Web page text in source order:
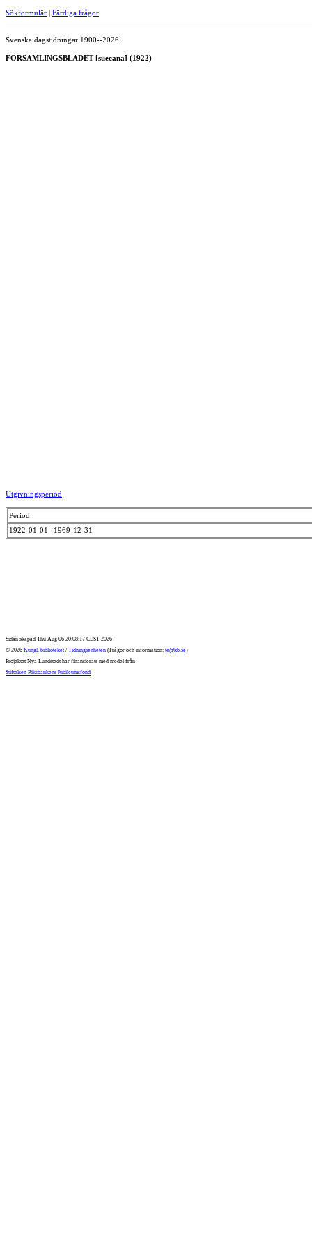
Sökformulär | Färdiga frågor
Svenska dagstidningar 1900--2026
FÖRSAMLINGSBLADET [suecana] (1922)
Utgivningsperiod
Period
1922-01-01--1969-12-31
Sidan skapad Thu Aug 06 20:08:17 CEST 2026
© 2026 Kungl. biblioteket / Tidningsenheten (Frågor och information: te@kb.se)
Projektet Nya Lundstedt har finansierats med medel från
Stiftelsen Riksbankens Jubileumsfond